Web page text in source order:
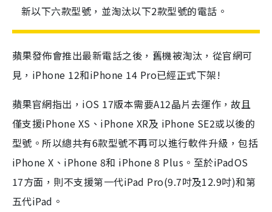
新以下六款型號，並淘汰以下2款型號的電話。
蘋果發佈會推出最新電話之後，舊機被淘汰，從官網可
見，iPhone 12和iPhone 14 Pro已經正式下架!
蘋果官網指出，iOS 17版本需要A12晶片去運作，故且
僅支援iPhone XS、iPhone XR及 iPhone SE2或以後的
型號。所以總共有6款型號不再可以進行軟件升級，包括
iPhone X、iPhone 8和 iPhone 8 Plus。至於iPadOS
17方面，則不支援第一代iPad Pro(9.7吋及12.9吋)和第
五代iPad。